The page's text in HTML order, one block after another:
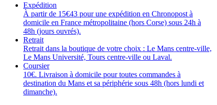
Expédition
À partir de 15€43 pour une expédition en Chronopost à
domicile en France métropolitaine (hors Corse) sous 24h à
48h (jours ouvrés).
Retrait
Retrait dans la boutique de votre choix : Le Mans centre-ville,
Le Mans Université, Tours centre-ville ou Laval.
Coursier
10€. Livraison à domicile pour toutes commandes à
destination du Mans et sa périphérie sous 48h (hors lundi et
dimanche).